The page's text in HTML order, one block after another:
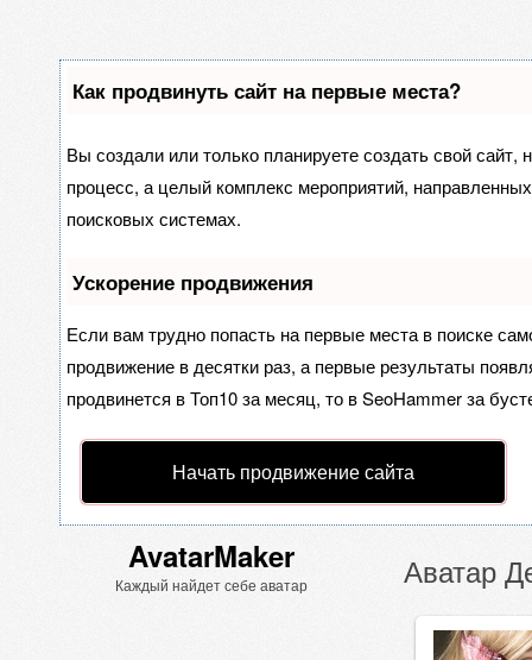
Как продвинуть сайт на первые места?
Вы создали или только планируете создать свой сайт,
процесс, а целый комплекс мероприятий,
поисковых системах.
Ускорение продвижения
Если вам трудно попасть на первые места в поиске
продвижение в десятки раз, а первые результаты
продвинется в Топ10 за месяц, то вSeoHammerза
Начать продвижение сайта
AvatarMaker
Каждый найдет себе аватар Аватар